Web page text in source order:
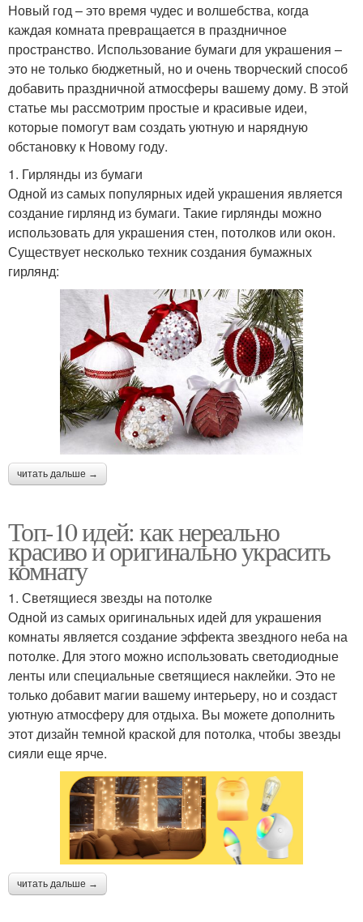
Новый год – это время чудес и волшебства, когда
каждая комната превращается в праздничное
пространство. Использование бумаги для украшения –
это не только бюджетный, но и очень творческий способ
добавить праздничной атмосферы вашему дому. В этой
статье мы рассмотрим простые и красивые идеи,
которые помогут вам создать уютную и нарядную
обстановку к Новому году.
1. Гирлянды из бумаги
Одной из самых популярных идей украшения является
создание гирлянд из бумаги. Такие гирлянды можно
использовать для украшения стен, потолков или окон.
Существует несколько техник создания бумажных
гирлянд:
читать дальше →
Топ-10 идей: как нереально
красиво и оригинально украсить
комнату
1. Светящиеся звезды на потолке
Одной из самых оригинальных идей для украшения
комнаты является создание эффекта звездного неба на
потолке. Для этого можно использовать светодиодные
ленты или специальные светящиеся наклейки. Это не
только добавит магии вашему интерьеру, но и создаст
уютную атмосферу для отдыха. Вы можете дополнить
этот дизайн темной краской для потолка, чтобы звезды
сияли еще ярче.
читать дальше →